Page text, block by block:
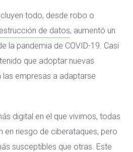
todo, desde robo o
de datos, aumentó un
la pandemia de COVID-19. Casi
que adoptar nuevas
empresas a adaptarse
digital en el que vivimos, todas
en riesgo de ciberataques, pero
susceptibles que otras. Este